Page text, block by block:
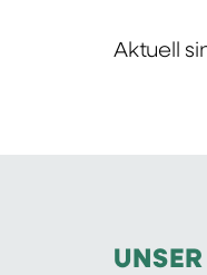
Aktuell
UNSER